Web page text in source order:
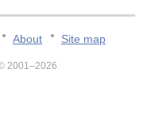
About Site map
2001–2026